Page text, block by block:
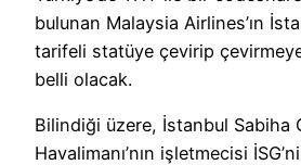
bulunan Malaysia Airlines’ın
tarifeli statüye çevirip
belli olacak.
Bilindiği üzere, İstanbul Sabiha
Havalimanı’nın işletmecisi